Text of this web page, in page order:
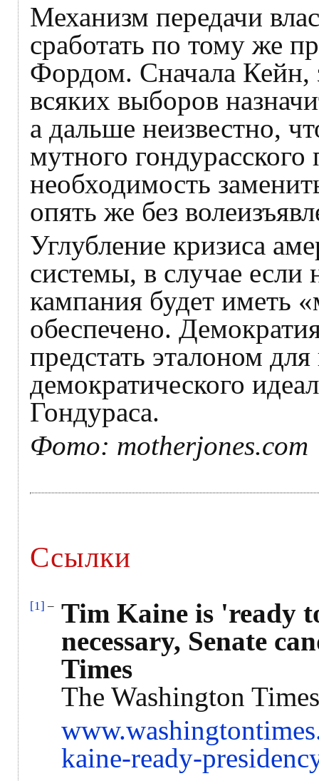
Механизм передачи
сработать по тому же
Фордом. Сначала Кейн,
всяких выборов
а дальше неизвестно,
мутного
необходимость
опять же без
Углубление кризиса
системы, в случае если
кампания будет иметь
обеспечено.
предстать эталоном
демократического
Гондураса.
Фото: motherjones.com
Ссылки
[1] – Tim Kaine is 'ready
necessary, Senate
Times
The Washington
kaine-ready-